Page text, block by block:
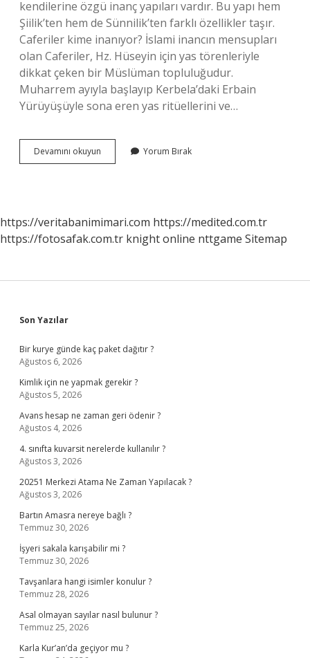
kendilerine özgü inanç yapıları vardır. Bu yapı hem
Şiilik’ten hem de Sünnilik’ten farklı özellikler taşır.
Caferiler kime inanıyor? İslami inancın mensupları
olan Caferiler, Hz. Hüseyin için yas törenleriyle
dikkat çeken bir Müslüman topluluğudur.
Muharrem ayıyla başlayıp Kerbela’daki Erbain
Yürüyüşüyle ​​sona eren yas ritüellerini ve…
Devamını okuyun Caferiler
Hangi
Yorum Bırak
https://veritabanimimari.com https://medited.com.tr
https://fotosafak.com.tr knight online nttgame Sitemap
Sidebar
Son Yazılar
Bir kurye günde kaç paket dağıtır ?
Ağustos 6, 2026
Kimlik için ne yapmak gerekir ?
Ağustos 5, 2026
Avans hesap ne zaman geri ödenir ?
Ağustos 4, 2026
4. sınıfta kuvarsit nerelerde kullanılır ?
Ağustos 3, 2026
20251 Merkezi Atama Ne Zaman Yapılacak ?
Ağustos 3, 2026
Bartın Amasra nereye bağlı ?
Temmuz 30, 2026
İşyeri sakala karışabilir mi ?
Temmuz 30, 2026
Tavşanlara hangi isimler konulur ?
Temmuz 28, 2026
Asal olmayan sayılar nasıl bulunur ?
Temmuz 25, 2026
Karla Kur’an’da geçiyor mu ?